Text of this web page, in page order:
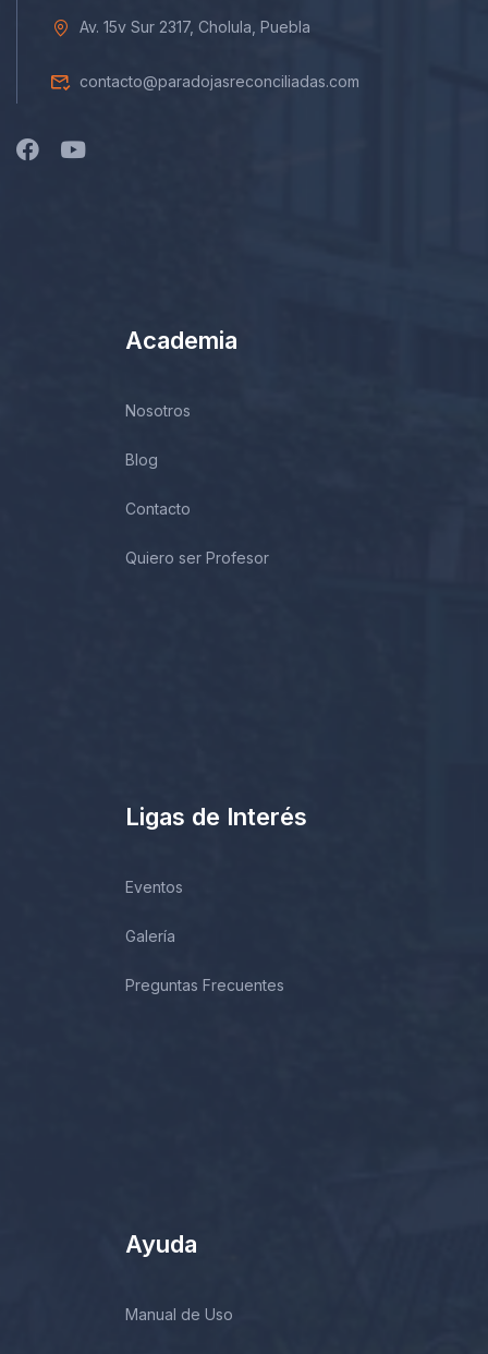
Av. 15v Sur 2317, Cholula, Puebla
contacto@paradojasreconciliadas.com
Academia
Nosotros
Blog
Contacto
Quiero ser Profesor
Ligas de Interés
Eventos
Galería
Preguntas Frecuentes
Ayuda
Manual de Uso